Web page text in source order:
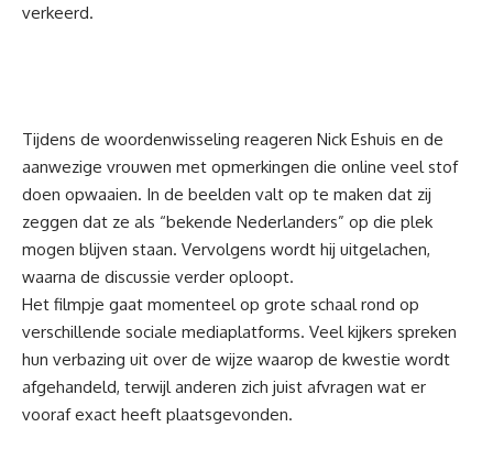
verkeerd.
Tijdens de woordenwisseling reageren Nick Eshuis en de
aanwezige vrouwen met opmerkingen die online veel stof
doen opwaaien. In de beelden valt op te maken dat zij
zeggen dat ze als “bekende Nederlanders” op die plek
mogen blijven staan. Vervolgens wordt hij uitgelachen,
waarna de discussie verder oploopt.
Het filmpje gaat momenteel op grote schaal rond op
verschillende sociale mediaplatforms. Veel kijkers spreken
hun verbazing uit over de wijze waarop de kwestie wordt
afgehandeld, terwijl anderen zich juist afvragen wat er
vooraf exact heeft plaatsgevonden.